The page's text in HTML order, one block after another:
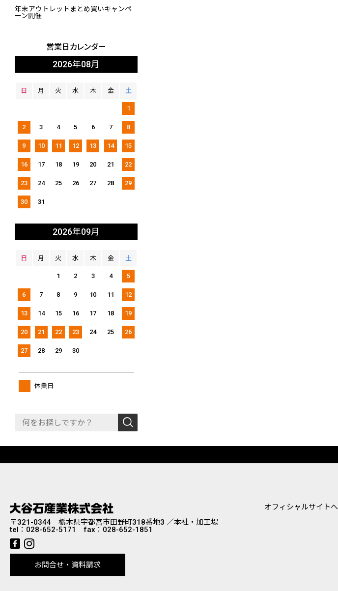
年末アウトレットまとめ買いキャンペ
ーン開催
営業日カレンダー
2026年08月
日 月 火 水 木 金 土
1
2 3 4 5 6 7 8
9 10 11 12 13 14 15
16 17 18 19 20 21 22
23 24 25 26 27 28 29
30 31
2026年09月
日 月 火 水 木 金 土
1 2 3 4 5
6 7 8 9 10 11 12
13 14 15 16 17 18 19
20 21 22 23 24 25 26
27 28 29 30
休業日
〒321-0344 栃木県宇都宮市田野町318番地3 ／本社・加工場
tel： 028-652-5171 fax：028-652-1851
お問合せ・資料請求
オフィシャルサイトへ